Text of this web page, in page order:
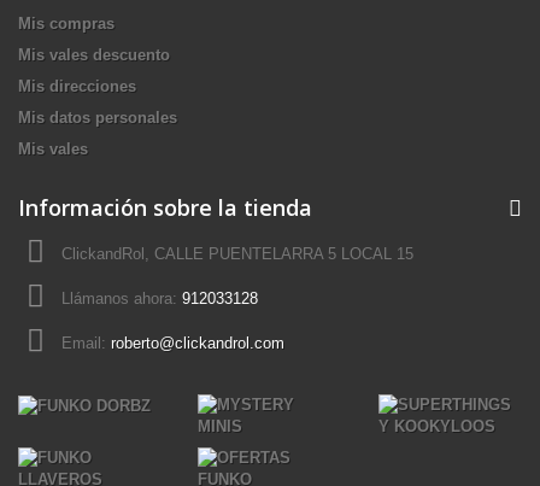
Mis compras
Mis vales descuento
Mis direcciones
Mis datos personales
Mis vales
Información sobre la tienda
ClickandRol, CALLE PUENTELARRA 5 LOCAL 15
Llámanos ahora: 912033128
Email: roberto@clickandrol.com